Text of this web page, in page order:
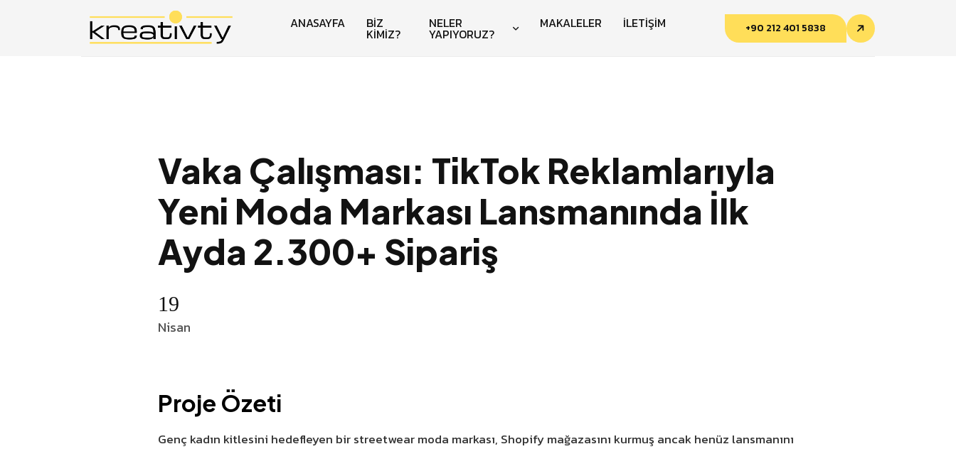
ANASAYFA BİZ
KİMİZ?
NELER
YAPIYORUZ?
MAKALELER İLETİŞİM +90 212 401 5838
Vaka Çalışması: TikTok Reklamlarıyla
Yeni Moda Markası Lansmanında İlk
Ayda 2.300+ Sipariş
19
Nisan
Proje Özeti
Genç kadın kitlesini hedefleyen bir streetwear moda markası, Shopify mağazasını kurmuş ancak henüz lansmanını